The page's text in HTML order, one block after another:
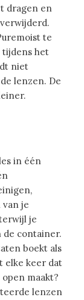
dragen en
te
tijdens het
niet
lenzen. De
in één
je
je
de container.
boekt als
elke keer dat
maakt?
lenzen